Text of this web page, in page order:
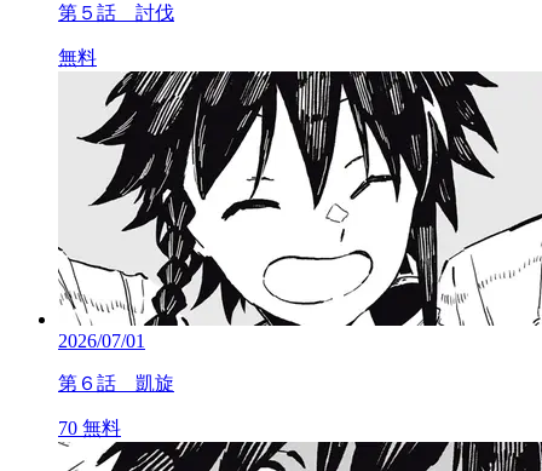
第５話 討伐
無料
2026/07/01
第６話 凱旋
70 無料